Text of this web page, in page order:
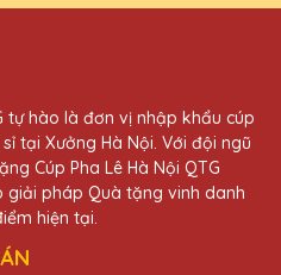
tại Quà Tặng Pha Lê
kế đẹp và độc đáo. Rất
tự hào là đơn vị nhập khẩu cúp
tại Xưởng Hà Nội. Với đội ngũ
Cúp Pha Lê Hà Nội QTG
pháp Quà tặng vinh danh
hiện tại.